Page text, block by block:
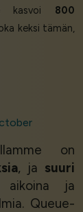
kasvoi 800
keksi tämän,
on
, ja suuri
aikoina ja
Queue-